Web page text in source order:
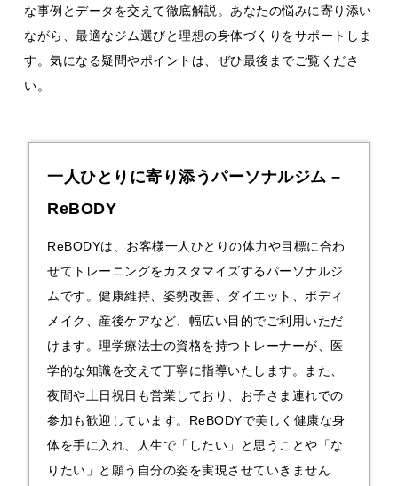
な事例とデータを交えて徹底解説。あなたの悩みに寄り添い
ながら、最適なジム選びと理想の身体づくりをサポートしま
す。気になる疑問やポイントは、ぜひ最後までご覧くださ
い。
一人ひとりに寄り添うパーソナルジム –
ReBODY
ReBODYは、お客様一人ひとりの体力や目標に合わ
せてトレーニングをカスタマイズするパーソナルジ
ムです。健康維持、姿勢改善、ダイエット、ボディ
メイク、産後ケアなど、幅広い目的でご利用いただ
けます。理学療法士の資格を持つトレーナーが、医
学的な知識を交えて丁寧に指導いたします。また、
夜間や土日祝日も営業しており、お子さま連れでの
参加も歓迎しています。ReBODYで美しく健康な身
体を手に入れ、人生で「したい」と思うことや「な
りたい」と願う自分の姿を実現させていきません